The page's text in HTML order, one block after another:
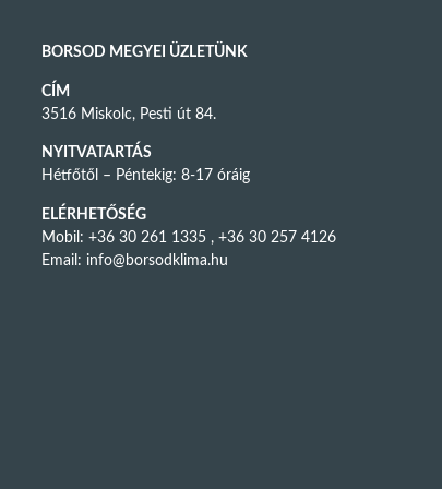
BORSOD MEGYEI ÜZLETÜNK
CÍM
3516 Miskolc, Pesti út 84.
NYITVATARTÁS
Hétfőtől – Péntekig: 8-17 óráig
ELÉRHETŐSÉG
Mobil: +36 30 261 1335 , +36 30 257 4126
Email: info@borsodklima.hu